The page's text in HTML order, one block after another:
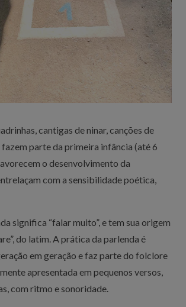
cantigas de ninar, canções de
parte da primeira infância (até 6
o desenvolvimento da
com a sensibilidade poética,
significa “falar muito”, e tem sua origem
do latim. A prática da parlenda é
em geração e faz parte do folclore
apresentada em pequenos versos,
com ritmo e sonoridade.